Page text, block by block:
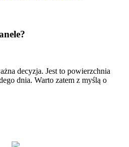
decyzja. Jest to powierzchnia
dnia. Warto zatem z myślą o